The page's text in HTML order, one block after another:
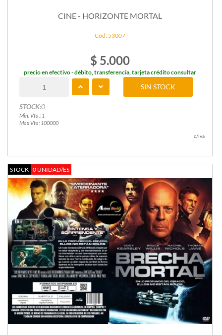
CINE - HORIZONTE MORTAL
Cód: 53007
$ 5.000
precio en efectivo - débito, transferencia, tarjeta crédito consultar
STOCK:0
Min. Vta.: 1
Max Vta: 100000
SIN STOCK
c/iva
STOCK 0 UNIDAD/ES